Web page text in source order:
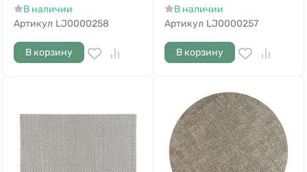
В наличии
Артикул LJ0000258
В корзину
В наличии
Артикул LJ0000257
В корзину